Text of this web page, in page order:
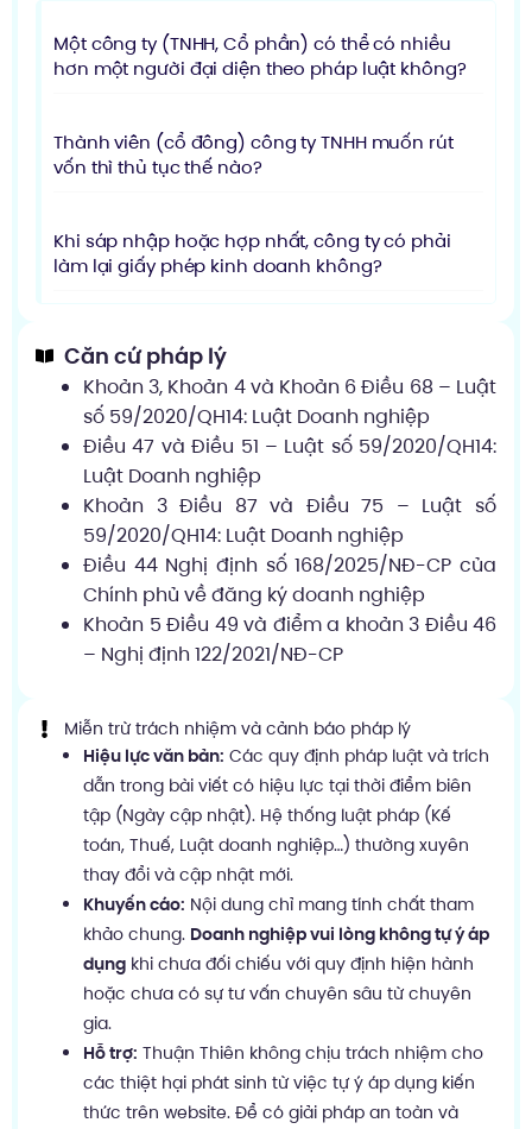
Một công ty (TNHH, Cổ phần) có thể có nhiều
hơn một người đại diện theo pháp luật không?
Thành viên (cổ đông) công ty TNHH muốn rút
vốn thì thủ tục thế nào?
Khi sáp nhập hoặc hợp nhất, công ty có phải
làm lại giấy phép kinh doanh không?
Căn cứ pháp lý
Khoản 3, Khoản 4 và Khoản 6 Điều 68 – Luật
số 59/2020/QH14: Luật Doanh nghiệp
Điều 47 và Điều 51 – Luật số 59/2020/QH14:
Luật Doanh nghiệp
Khoản 3 Điều 87 và Điều 75 – Luật số
59/2020/QH14: Luật Doanh nghiệp
Điều 44 Nghị định số 168/2025/NĐ-CP của
Chính phủ về đăng ký doanh nghiệp
Khoản 5 Điều 49 và điểm a khoản 3 Điều 46
– Nghị định 122/2021/NĐ-CP
Miễn trừ trách nhiệm và cảnh báo pháp lý
Hiệu lực văn bản: Các quy định pháp luật và trích
dẫn trong bài viết có hiệu lực tại thời điểm biên
tập (Ngày cập nhật). Hệ thống luật pháp (Kế
toán, Thuế, Luật doanh nghiệp…) thường xuyên
thay đổi và cập nhật mới.
Khuyến cáo: Nội dung chỉ mang tính chất tham
khảo chung. Doanh nghiệp vui lòng không tự ý áp
dụng khi chưa đối chiếu với quy định hiện hành
hoặc chưa có sự tư vấn chuyên sâu từ chuyên
gia.
Hỗ trợ: Thuận Thiên không chịu trách nhiệm cho
các thiệt hại phát sinh từ việc tự ý áp dụng kiến
thức trên website. Để có giải pháp an toàn và